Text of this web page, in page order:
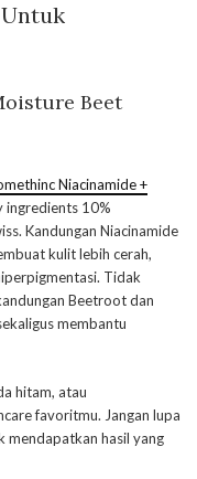
Beet
Niacinamide +
ingredients 10%
Kandungan Niacinamide
kulit lebih cerah,
Tidak
Beetroot dan
membantu
hitam, atau
favoritmu. Jangan lupa
mendapatkan hasil yang